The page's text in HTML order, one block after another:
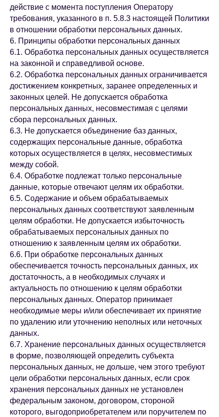
действие с момента поступления Оператору
требования, указанного в п. 5.8.3 настоящей Политики
в отношении обработки персональных данных.
6. Принципы обработки персональных данных
6.1. Обработка персональных данных осуществляется
на законной и справедливой основе.
6.2. Обработка персональных данных ограничивается
достижением конкретных, заранее определенных и
законных целей. Не допускается обработка
персональных данных, несовместимая с целями
сбора персональных данных.
6.3. Не допускается объединение баз данных,
содержащих персональные данные, обработка
которых осуществляется в целях, несовместимых
между собой.
6.4. Обработке подлежат только персональные
данные, которые отвечают целям их обработки.
6.5. Содержание и объем обрабатываемых
персональных данных соответствуют заявленным
целям обработки. Не допускается избыточность
обрабатываемых персональных данных по
отношению к заявленным целям их обработки.
6.6. При обработке персональных данных
обеспечивается точность персональных данных, их
достаточность, а в необходимых случаях и
актуальность по отношению к целям обработки
персональных данных. Оператор принимает
необходимые меры и/или обеспечивает их принятие
по удалению или уточнению неполных или неточных
данных.
6.7. Хранение персональных данных осуществляется
в форме, позволяющей определить субъекта
персональных данных, не дольше, чем этого требуют
цели обработки персональных данных, если срок
хранения персональных данных не установлен
федеральным законом, договором, стороной
которого, выгодоприобретателем или поручителем по